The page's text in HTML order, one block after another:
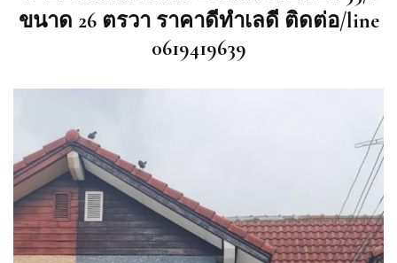
ขนาด 26 ตรวา ราคาดีทำเลดี ติดต่อ/line
0619419639